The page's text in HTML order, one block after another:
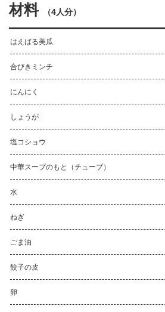
材料 （4人分）
はえばる美瓜
合びきミンチ
にんにく
しょうが
塩コショウ
中華スープのもと（チューブ）
水
ねぎ
ごま油
餃子の皮
卵